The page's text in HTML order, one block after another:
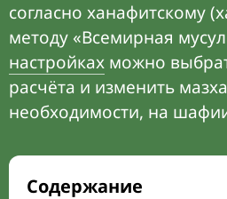
согласно ханафитскому
методу «Всемирная
настройках можно
расчёта и изменить
необходимости, на
Содержание